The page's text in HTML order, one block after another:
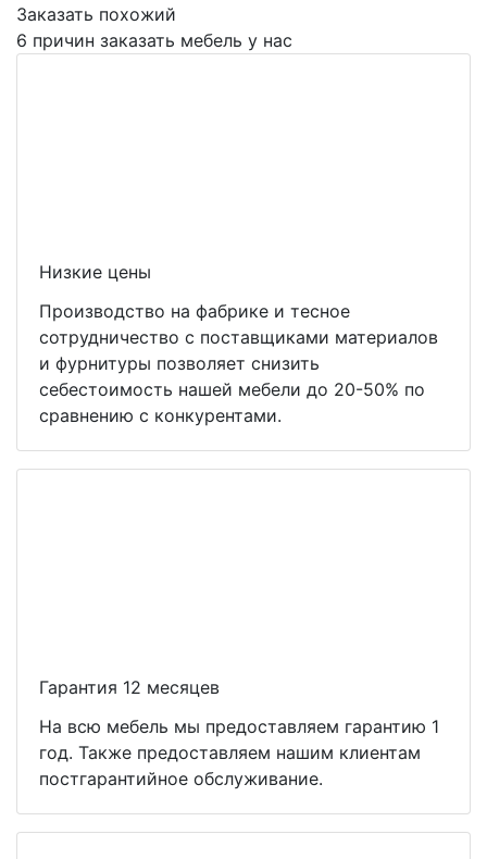
Заказать похожий
6 причин заказать мебель у нас
Низкие цены
Производство на фабрике и тесное
сотрудничество с поставщиками материалов
и фурнитуры позволяет снизить
себестоимость нашей мебели до 20-50% по
сравнению с конкурентами.
Гарантия 12 месяцев
На всю мебель мы предоставляем гарантию 1
год. Также предоставляем нашим клиентам
постгарантийное обслуживание.